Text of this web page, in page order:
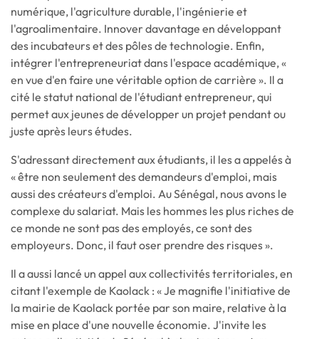
numérique, l'agriculture durable, l'ingénierie et
l'agroalimentaire. Innover davantage en développant
des incubateurs et des pôles de technologie. Enfin,
intégrer l'entrepreneuriat dans l'espace académique, «
en vue d'en faire une véritable option de carrière ». Il a
cité le statut national de l'étudiant entrepreneur, qui
permet aux jeunes de développer un projet pendant ou
juste après leurs études.
S'adressant directement aux étudiants, il les a appelés à
« être non seulement des demandeurs d'emploi, mais
aussi des créateurs d'emploi. Au Sénégal, nous avons le
complexe du salariat. Mais les hommes les plus riches de
ce monde ne sont pas des employés, ce sont des
employeurs. Donc, il faut oser prendre des risques ».
Il a aussi lancé un appel aux collectivités territoriales, en
citant l'exemple de Kaolack : « Je magnifie l'initiative de
la mairie de Kaolack portée par son maire, relative à la
mise en place d'une nouvelle économie. J'invite les